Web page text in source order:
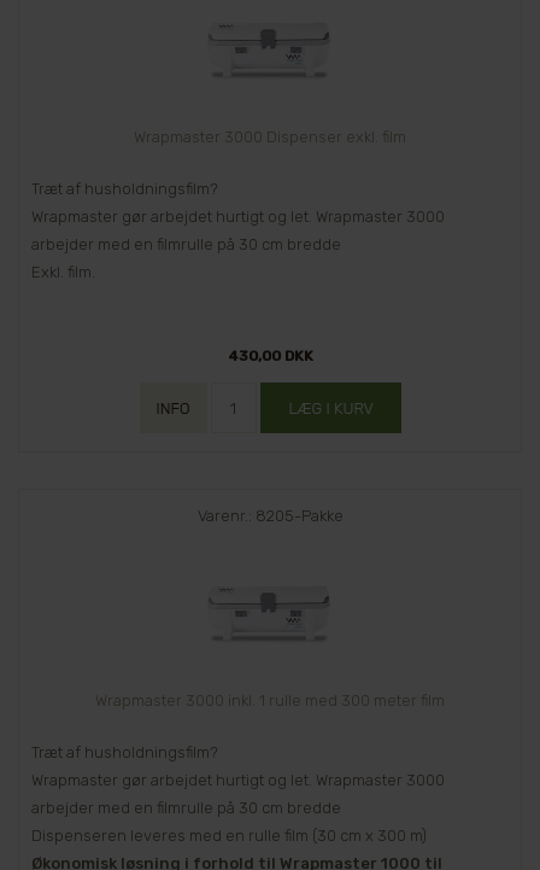
Wrapmaster 3000 Dispenser exkl. film
Træt af husholdningsfilm?
Wrapmaster gør arbejdet hurtigt og let. Wrapmaster 3000
arbejder med en filmrulle på 30 cm bredde
Exkl. film.
430,00 DKK
Varenr.: 8205-Pakke
Wrapmaster 3000 inkl. 1 rulle med 300 meter film
Træt af husholdningsfilm?
Wrapmaster gør arbejdet hurtigt og let. Wrapmaster 3000
arbejder med en filmrulle på 30 cm bredde
Dispenseren leveres med en rulle film (30 cm x 300 m)
Økonomisk løsning i forhold til Wrapmaster 1000 til